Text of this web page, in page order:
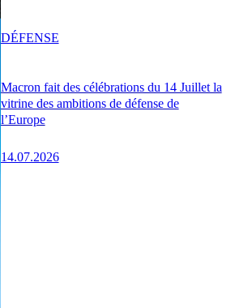
Macron fait des célébrations du 14 Juillet la
vitrine des ambitions de défense de
l’Europe
14.07.2026
DÉFENSE